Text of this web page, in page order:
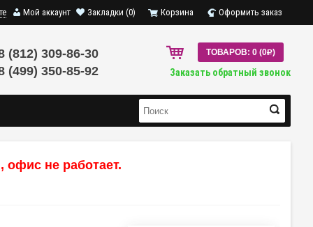
Мой аккаунт Закладки (0) Корзина Оформить заказ
(812) 309-86-30
(499) 350-85-92
ТОВАРОВ: 0 (0R)
Заказать обратный звонок
офис не работает.